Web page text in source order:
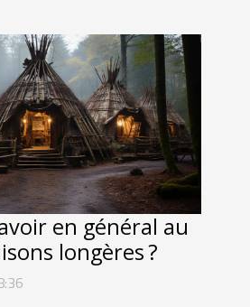
en général au
longères ?